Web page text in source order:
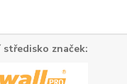
značek: